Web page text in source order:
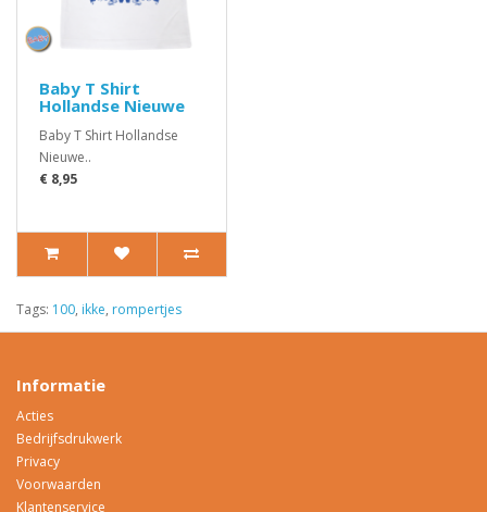
Baby T Shirt
Hollandse Nieuwe
Baby T Shirt Hollandse
Nieuwe..
€ 8,95
Tags: 100, ikke, rompertjes
Informatie
Acties
Bedrijfsdrukwerk
Privacy
Voorwaarden
Klantenservice